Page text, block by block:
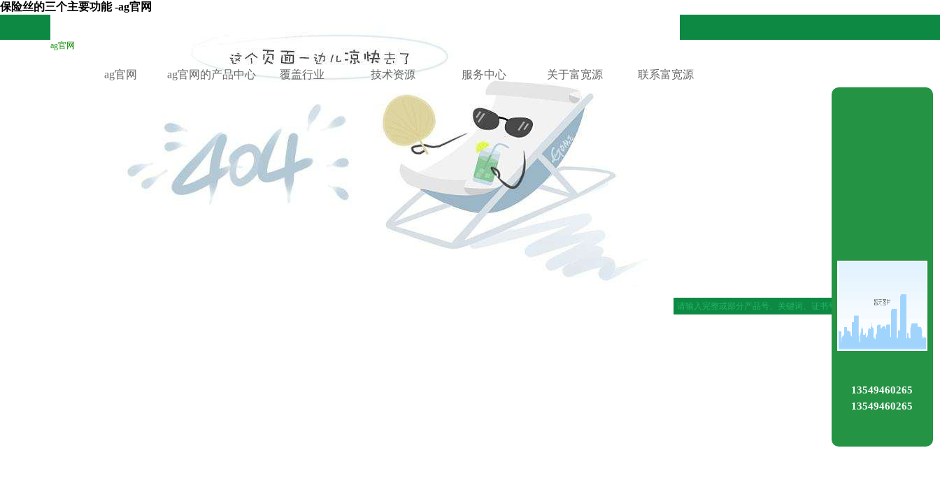
保险丝的三个主要功能 -ag官网
ag官网
ag官网 ag官网的产品中心 覆盖行业 技术资源 服务中心 关于富宽源 联系富宽源
13549460265
13549460265